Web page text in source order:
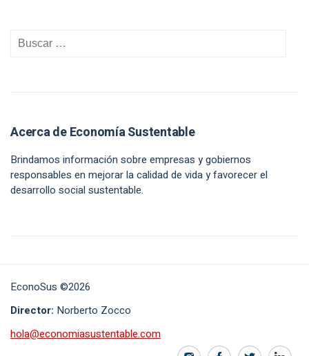
Acerca de Economía Sustentable
Brindamos información sobre empresas y gobiernos
responsables en mejorar la calidad de vida y favorecer el
desarrollo social sustentable.
EconoSus ©2026
Director: Norberto Zocco
hola@economiasustentable.com